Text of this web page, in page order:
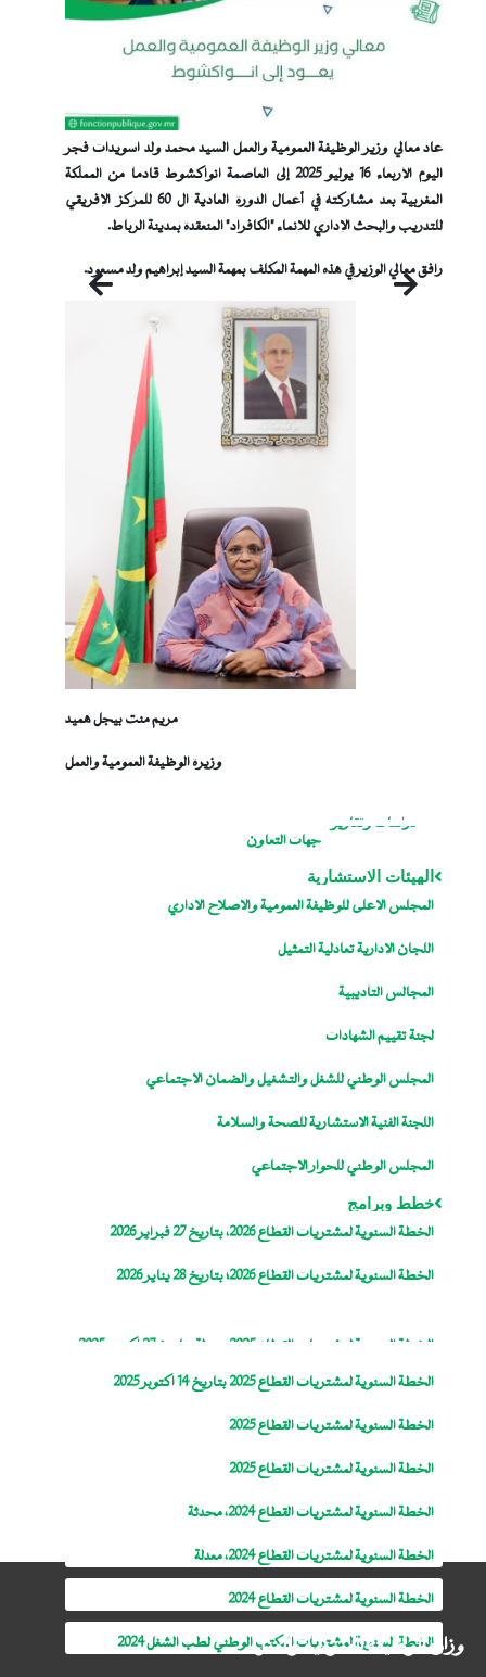
عاد معالي وزير الوظيفة العمومية والعمل السيد محمد ولد اسويدات فجر
اليوم الأربعاء 16 يوليو 2025 إلى العاصمة انواكشوط قادما من المملكة
المغربية بعد مشاركته في أعمال الدورة العادية ال 60 للمركز الإفريقي
للتدريب والبحث الإداري للإنماء "الكافراد" المنعقدة بمدينة الرباط.
رافق معالي الوزير في هذه المهمة المكلف بمهمة السيد إبراهيم ولد مسعود.
السابق التالي
مريم منت بيجل هميد
وزيرة الوظيفة العمومية والعمل
دراسات وتقارير
جهات التعاون
الهيئات الاستشارية
المجلس الاعلى للوظيفة العمومية والاصلاح الاداري
اللجان الإدارية تعادلية التمثيل
المجالس التأديبية
لجنة تقييم الشهادات
المجلس الوطني للشغل والتشغيل والضمان الاجتماعي
اللجنة الفنية الاستشارية للصحة والسلامة
المجلس الوطني للحوار الاجتماعي
خطط وبرامج
الخطة السنوية لمشتريات القطاع 2026، بتاريخ 27 فبراير 2026
الخطة السنوية لمشتريات القطاع 2026؛ بتاريخ 28 يناير 2026
الخطة السنوية لمشتريات القطاع 2025، معدلة بتاريخ 27 اكتوبر 2025
الخطة السنوية لمشتريات القطاع 2025 بتاريخ 14 اكتوبر 2025
الخطة السنوية لمشتريات القطاع 2025
الخطة السنوية لمشتريات القطاع 2025
الخطة السنوية لمشتريات القطاع 2024، محدثة
الخطة السنوية لمشتريات القطاع 2024، معدلة
الخطة السنوية لمشتريات القطاع 2024
الخطة السنوية لمشتريات المكتب الوطني لطب الشغل 2024
وزارة الوظيفة العمومية والعمل